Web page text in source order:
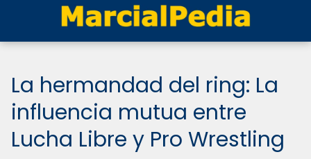
La hermandad del ring: La
influencia mutua entre
Lucha Libre y Pro Wrestling